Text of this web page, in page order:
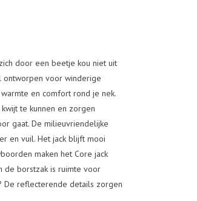
door een beetje kou niet uit
ontworpen voor winderige
en comfort rond je nek.
te kunnen en zorgen
gaat. De milieuvriendelijke
en vuil. Het jack blijft mooi
maken het Core jack
de borstzak is ruimte voor
De reflecterende details zorgen